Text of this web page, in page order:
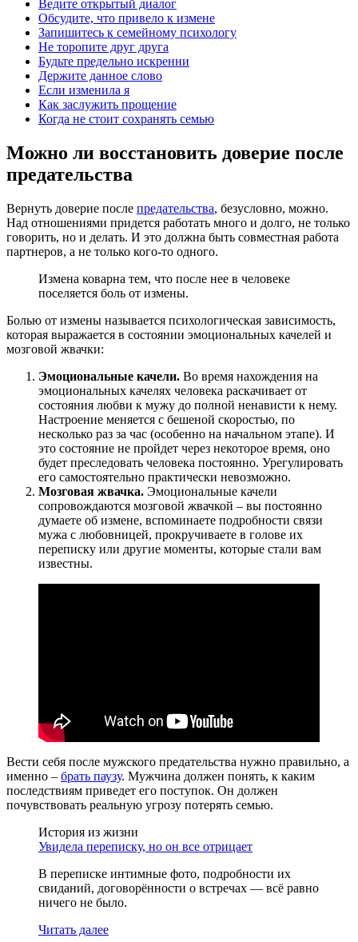
Ведите открытый диалог
Обсудите, что привело к измене
Запишитесь к семейному психологу
Не торопите друг друга
Будьте предельно искренни
Держите данное слово
Если изменила я
Как заслужить прощение
Когда не стоит сохранять семью
Можно ли восстановить доверие после
предательства
Вернуть доверие после предательства, безусловно, можно.
Над отношениями придется работать много и долго, не только
говорить, но и делать. И это должна быть совместная работа
партнеров, а не только кого-то одного.
Измена коварна тем, что после нее в человеке
поселяется боль от измены.
Болью от измены называется психологическая зависимость,
которая выражается в состоянии эмоциональных качелей и
мозговой жвачки:
Эмоциональные качели. Во время нахождения на
эмоциональных качелях человека раскачивает от
состояния любви к мужу до полной ненависти к нему.
Настроение меняется с бешеной скоростью, по
несколько раз за час (особенно на начальном этапе). И
это состояние не пройдет через некоторое время, оно
будет преследовать человека постоянно. Урегулировать
его самостоятельно практически невозможно.
Мозговая жвачка. Эмоциональные качели
сопровождаются мозговой жвачкой – вы постоянно
думаете об измене, вспоминаете подробности связи
мужа с любовницей, прокручиваете в голове их
переписку или другие моменты, которые стали вам
известны.
Вести себя после мужского предательства нужно правильно, а
именно – брать паузу. Мужчина должен понять, к каким
последствиям приведет его поступок. Он должен
почувствовать реальную угрозу потерять семью.
История из жизни
Увидела переписку, но он все отрицает
В переписке интимные фото, подробности их
свиданий, договорённости о встречах — всё равно
ничего не было.
Читать далее